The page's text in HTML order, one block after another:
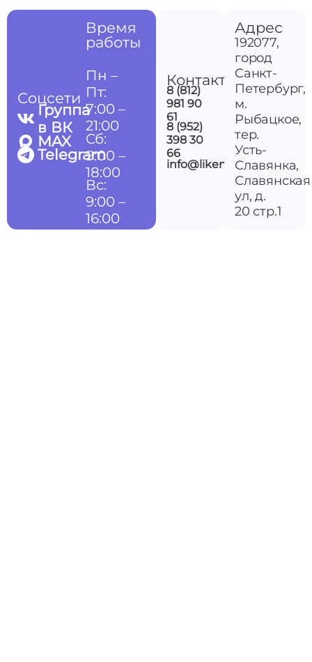
Контакты
8 (812)
981 90
61
8 (952)
398 30
66
info@likemedspb.ru
Адрес
192077,
город
Санкт-
Петербург,
м.
Рыбацкое,
тер.
Усть-
Славянка,
Славянская
ул, д.
20 стр.1
Соцсети
Группа
в ВК
MAX
Telegram
Время
работы
Пн –
Пт:
7:00 –
21:00
Сб:
9:00 –
18:00
Вс:
9:00 –
16:00